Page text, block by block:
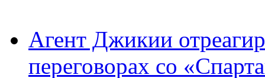
Агент Джикии
переговорах со